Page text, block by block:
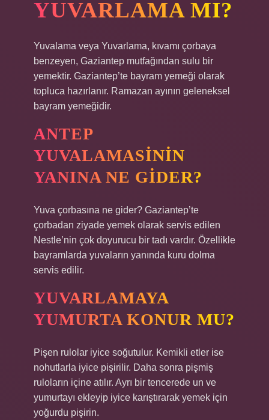
YUVARLAMA MI?
Yuvalama veya Yuvarlama, kıvamı çorbaya
benzeyen, Gaziantep mutfağından sulu bir
yemektir. Gaziantep’te bayram yemeği olarak
topluca hazırlanır. Ramazan ayının geleneksel
bayram yemeğidir.
ANTEP
YUVALAMASININ
YANINA NE GIDER?
Yuva çorbasına ne gider? Gaziantep’te
çorbadan ziyade yemek olarak servis edilen
Nestle’nin çok doyurucu bir tadı vardır. Özellikle
bayramlarda yuvaların yanında kuru dolma
servis edilir.
YUVARLAMAYA
YUMURTA KONUR MU?
Pişen rulolar iyice soğutulur. Kemikli etler ise
nohutlarla iyice pişirilir. Daha sonra pişmiş
ruloların içine atılır. Ayrı bir tencerede un ve
yumurtayı ekleyip iyice karıştırarak yemek için
yoğurdu pişirin.